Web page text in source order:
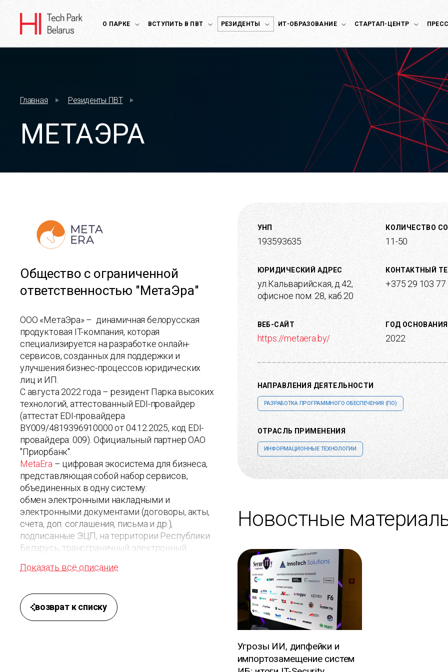
О ПАРКЕ ВСТУПИТЬ В ПВТ РЕЗИДЕНТЫ ИТ-ОБРАЗОВАНИЕ СТАРТАП-ЦЕНТР
Главная Резиденты ПВТ
МЕТАЭРА
Общество с ограниченной
ответственностью "МетаЭра"
ООО «МетаЭра» – динамичная белорусская
продуктовая IT-компания, которая
специализируется на разработке онлайн-
сервисов, созданных для поддержки и
улучшения бизнес-процессов юридических
лиц и ИП.
С августа 2022 года – резидент Парка высоких
технологий, аттестованный EDI-провайдер
(аттестат EDI-провайдера
BY009/4819396910000 от 04.12.2025, код EDI-
провайдера: 009). Официальный партнер ОАО
"Приорбанк".
MetaEra – цифровая экосистема для бизнеса,
представляющая собой набор сервисов,
объединенных в одну систему:
обмен электронными накладными и
электронными документами (договоры, акты,
счета, доп. соглашения, письма и др.),
подписанные ЭЦП, на территории Республики
Беларусь, трансграничный электронный
Казахстаном; электронный документооборот с
1С;онлайн консультации юриста, бухгалтера и
кадрового специалиста;
по УНП или наименованию;
Показать всё описание
возврат к списку
УНП
193593635
КОЛИЧЕСТВО
11-50
ЮРИДИЧЕСКИЙ АДРЕС
ул.Кальварийская, д.42,
офисное пом. 28, каб.20
КОНТАКТНЫЙ
+375 29 103 77
ВЕБ-САЙТ
https://metaera.by/
ГОД ОСНОВАНИЯ
2022
НАПРАВЛЕНИЯ ДЕЯТЕЛЬНОСТИ
РАЗРАБОТКА ПРОГРАММНОГО ОБЕСПЕЧЕНИЯ (ПО)
ОТРАСЛЬ ПРИМЕНЕНИЯ
ИНФОРМАЦИОННЫЕ ТЕХНОЛОГИИ
Новостные
Угрозы ИИ, дипфейки и
импортозамещение систем